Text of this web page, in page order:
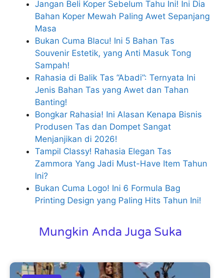
Jangan Beli Koper Sebelum Tahu Ini! Ini Dia
Bahan Koper Mewah Paling Awet Sepanjang
Masa
Bukan Cuma Blacu! Ini 5 Bahan Tas
Souvenir Estetik, yang Anti Masuk Tong
Sampah!
Rahasia di Balik Tas “Abadi”: Ternyata Ini
Jenis Bahan Tas yang Awet dan Tahan
Banting!
Bongkar Rahasia! Ini Alasan Kenapa Bisnis
Produsen Tas dan Dompet Sangat
Menjanjikan di 2026!
Tampil Classy! Rahasia Elegan Tas
Zammora Yang Jadi Must-Have Item Tahun
Ini?
Bukan Cuma Logo! Ini 6 Formula Bag
Printing Design yang Paling Hits Tahun Ini!
Mungkin Anda Juga Suka